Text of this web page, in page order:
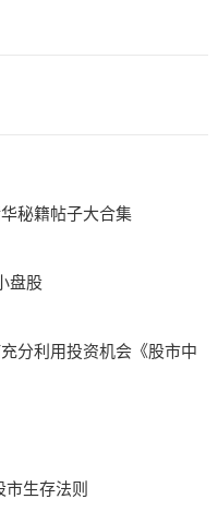
秘籍帖子大合集
盘股
分利用投资机会《股市中
生存法则